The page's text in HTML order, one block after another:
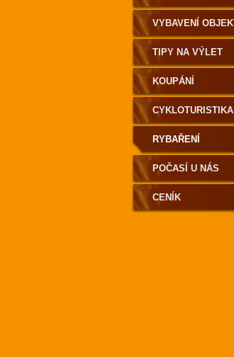
VYBAVENÍ
TIPY NA VÝLET
KOUPÁNÍ
CYKLOTURISTIKA
RYBAŘENÍ
POČASÍ U NÁS
CENÍK